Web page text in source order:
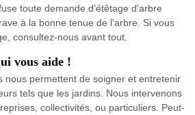
toute demande d’étêtage d'arbre
à la bonne tenue de l'arbre. Si vous
consultez-nous avant tout.
vous aide !
nous permettent de soigner et entretenir
tels que les jardins. Nous intervenons
collectivités, ou particuliers. Peut-